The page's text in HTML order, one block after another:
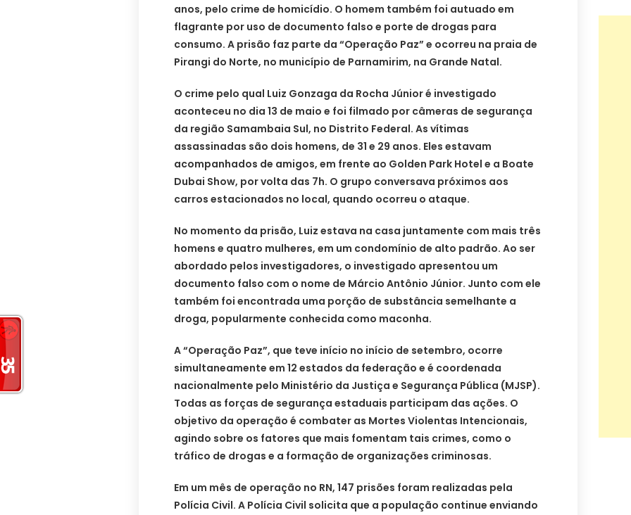
anos, pelo crime de homicídio. O homem também foi autuado em
flagrante por uso de documento falso e porte de drogas para
consumo. A prisão faz parte da “Operação Paz” e ocorreu na praia de
Pirangi do Norte, no município de Parnamirim, na Grande Natal.
O crime pelo qual Luiz Gonzaga da Rocha Júnior é investigado
aconteceu no dia 13 de maio e foi filmado por câmeras de segurança
da região Samambaia Sul, no Distrito Federal. As vítimas
assassinadas são dois homens, de 31 e 29 anos. Eles estavam
acompanhados de amigos, em frente ao Golden Park Hotel e a Boate
Dubai Show, por volta das 7h. O grupo conversava próximos aos
carros estacionados no local, quando ocorreu o ataque.
No momento da prisão, Luiz estava na casa juntamente com mais três
homens e quatro mulheres, em um condomínio de alto padrão. Ao ser
abordado pelos investigadores, o investigado apresentou um
documento falso com o nome de Márcio Antônio Júnior. Junto com ele
também foi encontrada uma porção de substância semelhante a
droga, popularmente conhecida como maconha.
A “Operação Paz”, que teve início no início de setembro, ocorre
simultaneamente em 12 estados da federação e é coordenada
nacionalmente pelo Ministério da Justiça e Segurança Pública (MJSP).
Todas as forças de segurança estaduais participam das ações. O
objetivo da operação é combater as Mortes Violentas Intencionais,
agindo sobre os fatores que mais fomentam tais crimes, como o
tráfico de drogas e a formação de organizações criminosas.
Em um mês de operação no RN, 147 prisões foram realizadas pela
Polícia Civil. A Polícia Civil solicita que a população continue enviando